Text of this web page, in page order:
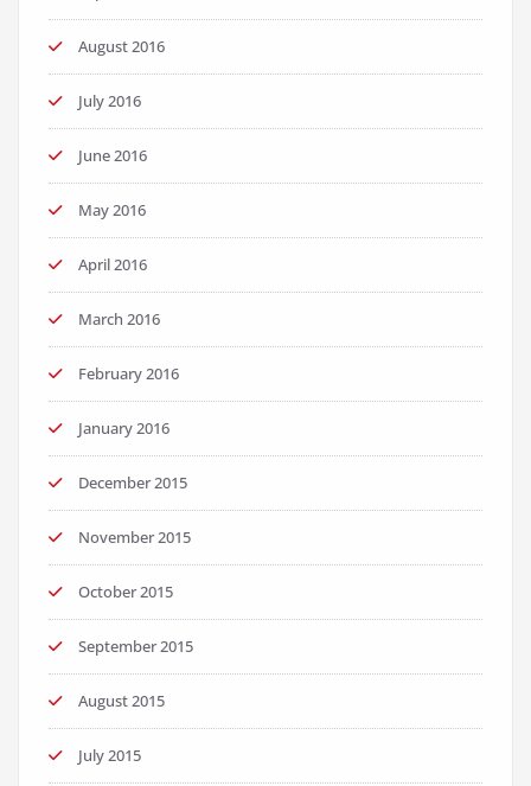
August 2016
July 2016
June 2016
May 2016
April 2016
March 2016
February 2016
January 2016
December 2015
November 2015
October 2015
September 2015
August 2015
July 2015